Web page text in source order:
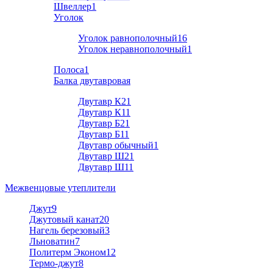
Швеллер1
Уголок
Уголок равнополочный16
Уголок неравнополочный1
Полоса1
Балка двутавровая
Двутавр К21
Двутавр К11
Двутавр Б21
Двутавр Б11
Двутавр обычный1
Двутавр Ш21
Двутавр Ш11
Межвенцовые утеплители
Джут9
Джутовый канат20
Нагель березовый3
Льноватин7
Политерм Эконом12
Термо-джут8